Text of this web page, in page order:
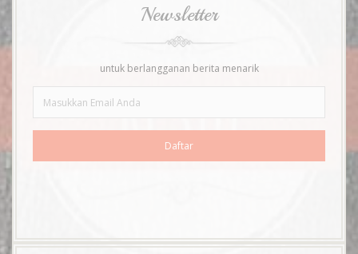
Newsletter
untuk berlangganan berita menarik